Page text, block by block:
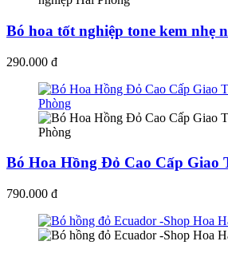
Bó hoa tốt nghiệp tone kem nhẹ
290.000 đ
Bó Hoa Hồng Đỏ Cao Cấp Giao
790.000 đ